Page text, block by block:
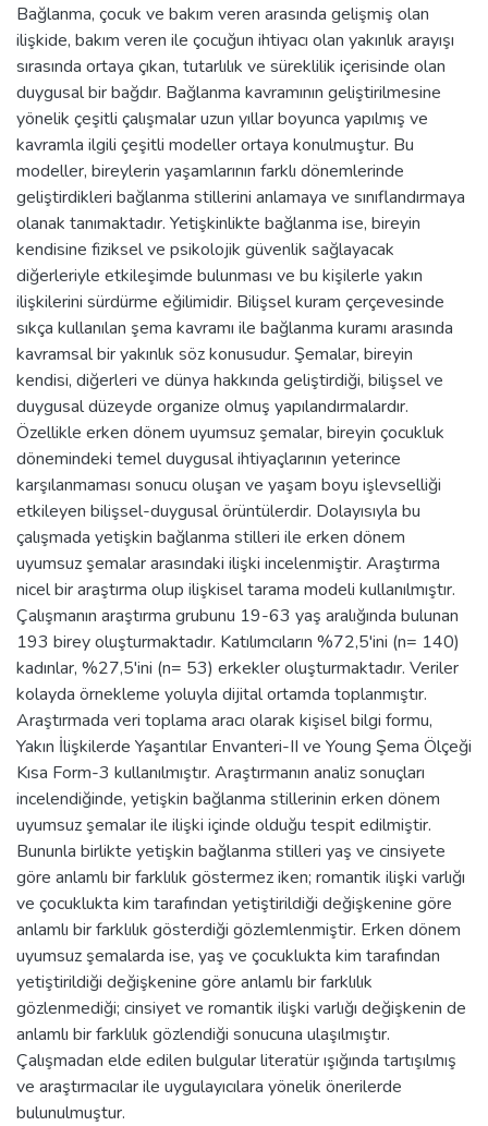
Bağlanma, çocuk ve bakım veren arasında gelişmiş olan
ilişkide, bakım veren ile çocuğun ihtiyacı olan yakınlık arayışı
sırasında ortaya çıkan, tutarlılık ve süreklilik içerisinde olan
duygusal bir bağdır. Bağlanma kavramının geliştirilmesine
yönelik çeşitli çalışmalar uzun yıllar boyunca yapılmış ve
kavramla ilgili çeşitli modeller ortaya konulmuştur. Bu
modeller, bireylerin yaşamlarının farklı dönemlerinde
geliştirdikleri bağlanma stillerini anlamaya ve sınıflandırmaya
olanak tanımaktadır. Yetişkinlikte bağlanma ise, bireyin
kendisine fiziksel ve psikolojik güvenlik sağlayacak
diğerleriyle etkileşimde bulunması ve bu kişilerle yakın
ilişkilerini sürdürme eğilimidir. Bilişsel kuram çerçevesinde
sıkça kullanılan şema kavramı ile bağlanma kuramı arasında
kavramsal bir yakınlık söz konusudur. Şemalar, bireyin
kendisi, diğerleri ve dünya hakkında geliştirdiği, bilişsel ve
duygusal düzeyde organize olmuş yapılandırmalardır.
Özellikle erken dönem uyumsuz şemalar, bireyin çocukluk
dönemindeki temel duygusal ihtiyaçlarının yeterince
karşılanmaması sonucu oluşan ve yaşam boyu işlevselliği
etkileyen bilişsel-duygusal örüntülerdir. Dolayısıyla bu
çalışmada yetişkin bağlanma stilleri ile erken dönem
uyumsuz şemalar arasındaki ilişki incelenmiştir. Araştırma
nicel bir araştırma olup ilişkisel tarama modeli kullanılmıştır.
Çalışmanın araştırma grubunu 19-63 yaş aralığında bulunan
193 birey oluşturmaktadır. Katılımcıların %72,5'ini (n= 140)
kadınlar, %27,5'ini (n= 53) erkekler oluşturmaktadır. Veriler
kolayda örnekleme yoluyla dijital ortamda toplanmıştır.
Araştırmada veri toplama aracı olarak kişisel bilgi formu,
Yakın İlişkilerde Yaşantılar Envanteri-II ve Young Şema Ölçeği
Kısa Form-3 kullanılmıştır. Araştırmanın analiz sonuçları
incelendiğinde, yetişkin bağlanma stillerinin erken dönem
uyumsuz şemalar ile ilişki içinde olduğu tespit edilmiştir.
Bununla birlikte yetişkin bağlanma stilleri yaş ve cinsiyete
göre anlamlı bir farklılık göstermez iken; romantik ilişki varlığı
ve çocuklukta kim tarafından yetiştirildiği değişkenine göre
anlamlı bir farklılık gösterdiği gözlemlenmiştir. Erken dönem
uyumsuz şemalarda ise, yaş ve çocuklukta kim tarafından
yetiştirildiği değişkenine göre anlamlı bir farklılık
gözlenmediği; cinsiyet ve romantik ilişki varlığı değişkenin de
anlamlı bir farklılık gözlendiği sonucuna ulaşılmıştır.
Çalışmadan elde edilen bulgular literatür ışığında tartışılmış
ve araştırmacılar ile uygulayıcılara yönelik önerilerde
bulunulmuştur.